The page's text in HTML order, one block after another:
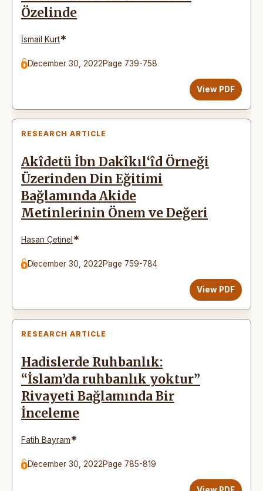
Özelinde
İsmail Kurt*
December 30, 2022Page 739-758
View PDF
RESEARCH ARTICLE
Akîdetü İbn Dakîkıl‘îd Örneği
Üzerinden Din Eğitimi
Bağlamında Akide
Metinlerinin Önem ve Değeri
Hasan Çetinel *
December 30, 2022Page 759-784
View PDF
RESEARCH ARTICLE
Hadislerde Ruhbanlık:
“İslam’da ruhbanlık yoktur”
Rivayeti Bağlamında Bir
İnceleme
Fatih Bayram*
December 30, 2022Page 785-819